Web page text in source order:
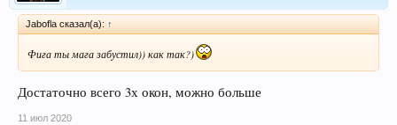
Jabofla сказал(а): ↑
Фига ты мага забустил)) как так?)
Достаточно всего 3х окон, можно больше
11 июл 2020